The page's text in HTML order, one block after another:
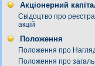
Акціонерний
Свідоцтво про
акцій
Положення
Положення про
Положення про